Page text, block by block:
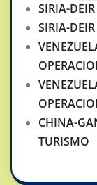
SIRIA-
SIRIA-
CHINA-
TURISMO